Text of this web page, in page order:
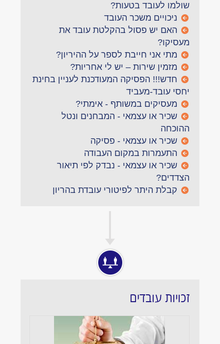
שולמו לעובד בטעות?
ניכויים משכר העובד
האם יש פסול בהקלטת עובד את
מעסיקו?
מתי אני חייבת לספר על ההיריון?
מזמין שירות – יש לי אחריות?
חדש!!! הפסיקה המעודכנת לעניין בחינת
יחסי עובד-מעביד
מעסיקים במשותף - אימתי?
שכיר או עצמאי - המבחנים ונטל
ההוכחה
שכיר או עצמאי - פסיקה
התעמרות במקום העבודה
שכיר או עצמאי - נבדק לפי תיאור
הצדדים?
קבלת היתר לפיטורי עובדת בהריון
זכויות עובדים